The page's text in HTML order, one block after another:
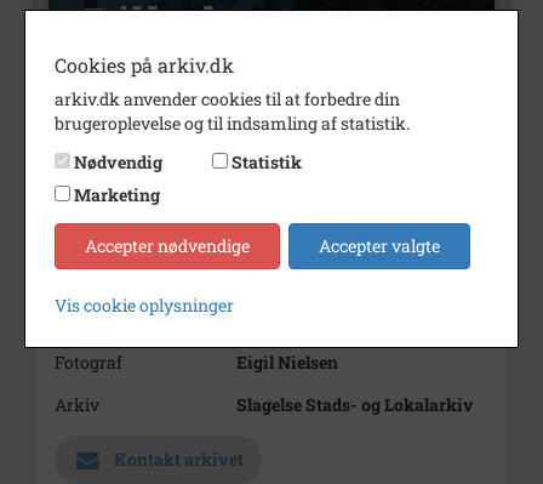
Nummer
B2036
Type
Beskrivelse
Fisketorvet i aftenbelysning
Periode
1954 - 1961
Dateringsnote
Fotograf
Eigil Nielsen
Arkiv
Slagelse Stads- og Lokalarkiv
Kontakt arkivet
Cookies på arkiv.dk
arkiv.dk anvender cookies til at forbedre din
brugeroplevelse og til indsamling af statistik.
Nødvendig
Statistik
Marketing
Accepter nødvendige Accepter valgte
Vis cookie oplysninger